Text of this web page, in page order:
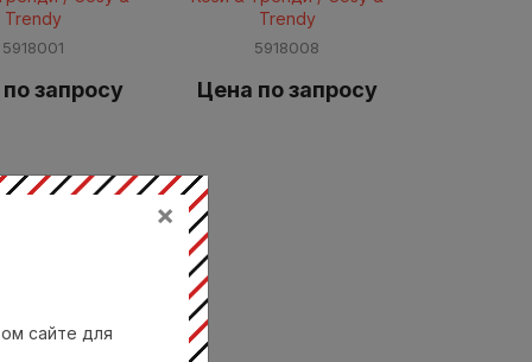
Trendy
5918001
запросу
Trendy
5918008
Цена по запросу
×
сайте для